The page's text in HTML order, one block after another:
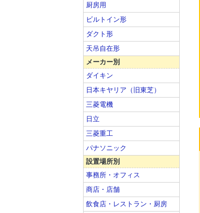
厨房用
ビルトイン形
ダクト形
天吊自在形
メーカー別
ダイキン
日本キヤリア（旧東芝）
三菱電機
日立
三菱重工
パナソニック
設置場所別
事務所・オフィス
商店・店舗
飲食店・レストラン・厨房